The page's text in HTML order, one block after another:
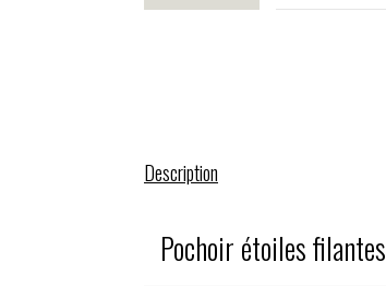
Description
Pochoir étoiles filantes